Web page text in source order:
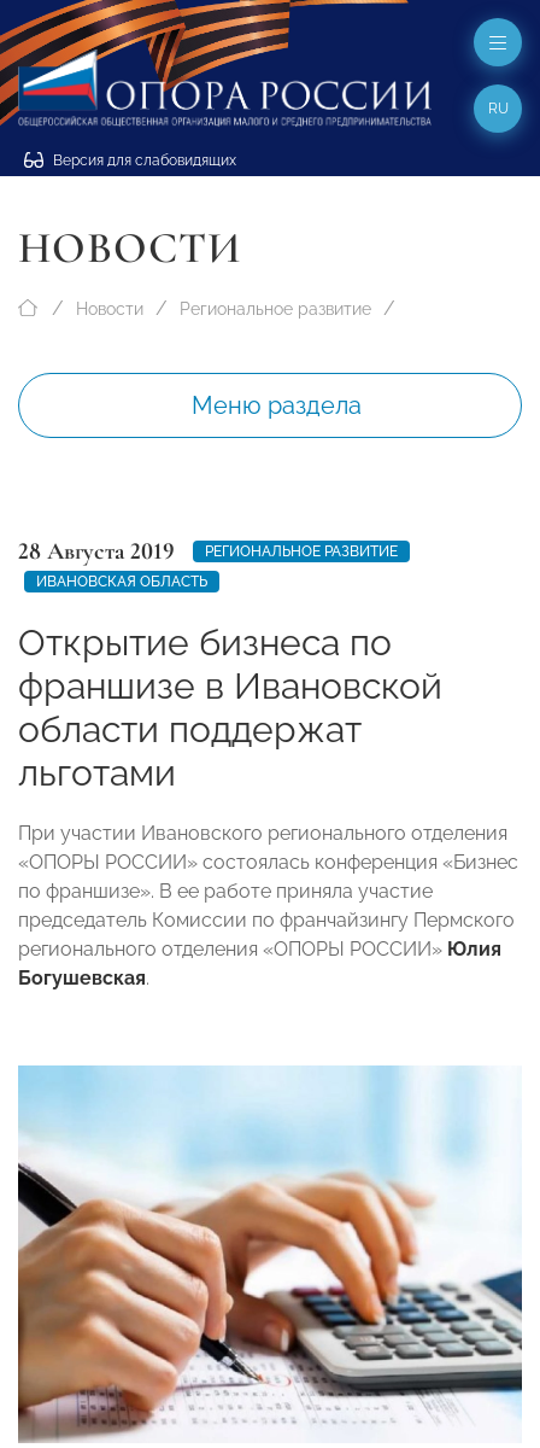
Версия для слабовидящих
RU
НОВОСТИ
Новости Региональное развитие
Меню раздела
28 Августа 2019
РЕГИОНАЛЬНОЕ РАЗВИТИЕ
ИВАНОВСКАЯ ОБЛАСТЬ
Открытие бизнеса по
франшизе в Ивановской
области поддержат
льготами
При участии Ивановского регионального отделения
«ОПОРЫ РОССИИ» состоялась конференция «Бизнес
по франшизе». В ее работе приняла участие
председатель Комиссии по франчайзингу Пермского
регионального отделения «ОПОРЫ РОССИИ» Юлия
Богушевская.